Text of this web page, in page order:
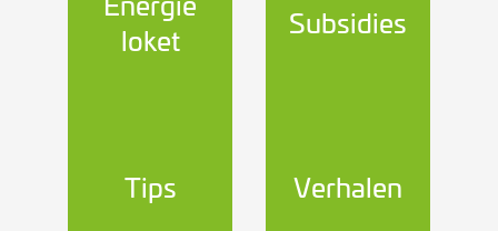
loket
Subsidies
Tips Verhalen